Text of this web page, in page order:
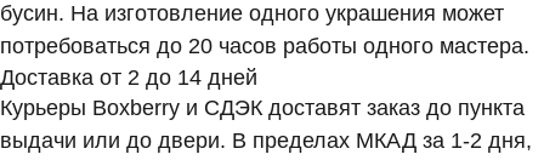
бусин. На изготовление одного украшения может
потребоваться до 20 часов работы одного мастера.
Доставка от 2 до 14 дней
Курьеры Boxberry и СДЭК доставят заказ до пункта
выдачи или до двери. В пределах МКАД за 1-2 дня,